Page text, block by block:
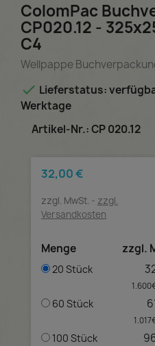
ColomPac
CP020.12 -
C4
Wellpappe
 Lieferstatus:
Werktage
Artikel-Nr.: CP 020.12
32,00 €
zzgl. MwSt.
zzgl.
Versandkosten
Menge zzgl.
20 Stück
60 Stück
100 Stück